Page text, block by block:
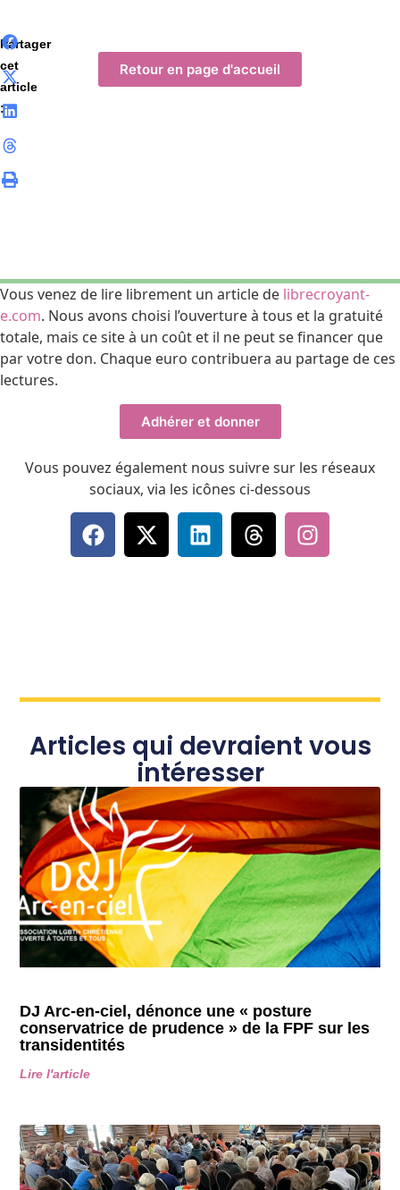
Partager
cet
article
:
Retour en page d'accueil
Vous venez de lire librement un article de librecroyant-
e.com. Nous avons choisi l’ouverture à tous et la gratuité
totale, mais ce site à un coût et il ne peut se financer que
par votre don. Chaque euro contribuera au partage de ces
lectures.
Adhérer et donner
Vous pouvez également nous suivre sur les réseaux
sociaux, via les icônes ci-dessous
Articles qui devraient vous
intéresser
DJ Arc-en-ciel, dénonce une « posture
conservatrice de prudence » de la FPF sur les
transidentités
Lire l'article